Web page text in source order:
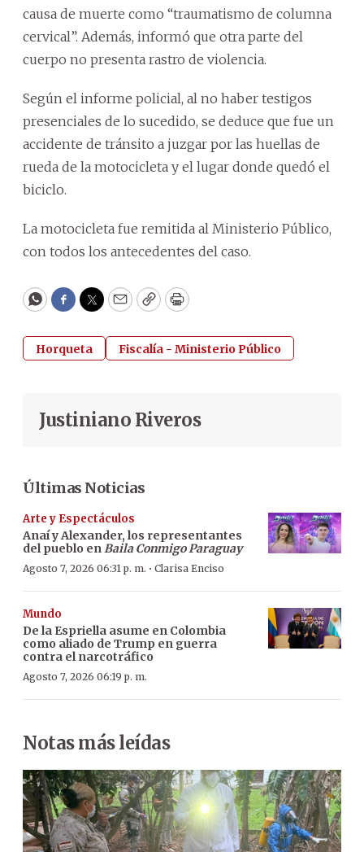
causa de muerte como “traumatismo de columna
cervical”. Además, informó que otra parte del
cuerpo no presenta rastro de violencia.
Según el informe policial, al no haber testigos
presenciales de lo sucedido, se deduce que fue un
accidente de tránsito a juzgar por las huellas de
rueda de la motocicleta y el lugar donde quedó el
biciclo.
La motocicleta fue remitida al Ministerio Público,
con todos los antecedentes del caso.
WhatsApp
Facebook
Twitter
EmailCopyPrint
Horqueta Fiscalía - Ministerio Público
Justiniano Riveros
Últimas Noticias
Arte y Espectáculos
Anaí y Alexander, los representantes
del pueblo enBaila Conmigo Paraguay
Agosto 7, 2026 06:31 p. m. · Clarisa Enciso
Mundo
De la Espriella asume en Colombia
como aliado de Trump en guerra
contra el narcotráfico
Agosto 7, 2026 06:19 p. m.
Notas más leídas